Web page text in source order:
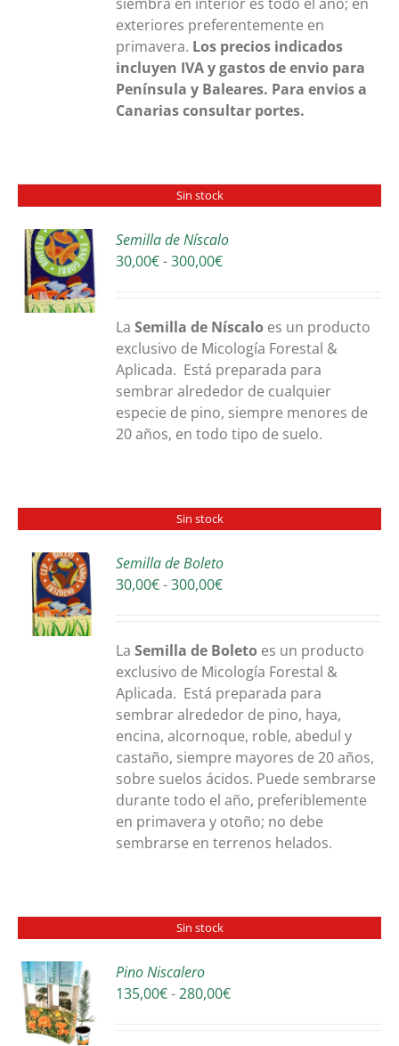
exteriores preferentemente en
primavera. Los precios indicados
incluyen IVA y gastos de envio para
Península y Baleares. Para envios a
Canarias consultar portes.
Sin stock
Semilla de Níscalo
30,00€-300,00€Rango
desde
30,00€
hasta
300,00€
LaSemilla de Níscalo es un producto
exclusivo de Micología Forestal &
Aplicada. Está preparada para
sembrar alrededor de cualquier
especie de pino, siempre menores de
20 años, en todo tipo de suelo.
Sin stock
Semilla de Boleto
30,00€-300,00€Rango
desde
30,00€
hasta
300,00€
LaSemilla de Boleto es un producto
exclusivo de Micología Forestal &
Aplicada. Está preparada para
sembrar alrededor de pino, haya,
encina, alcornoque, roble, abedul y
castaño, siempre mayores de 20 años,
sobre suelos ácidos. Puede sembrarse
durante todo el año, preferiblemente
en primavera y otoño; no debe
sembrarse en terrenos helados.
Sin stock
Pino Niscalero
135,00€-280,00€Rango